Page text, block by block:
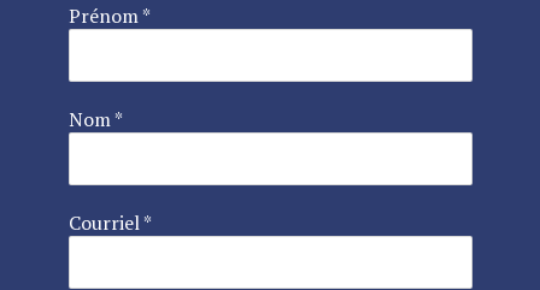
Prénom*
Nom*
Courriel*